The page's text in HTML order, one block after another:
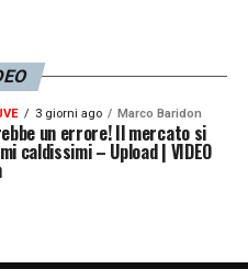
3 giorni ago Marco Baridon
un errore! Il mercato si
caldissimi – Upload | VIDEO